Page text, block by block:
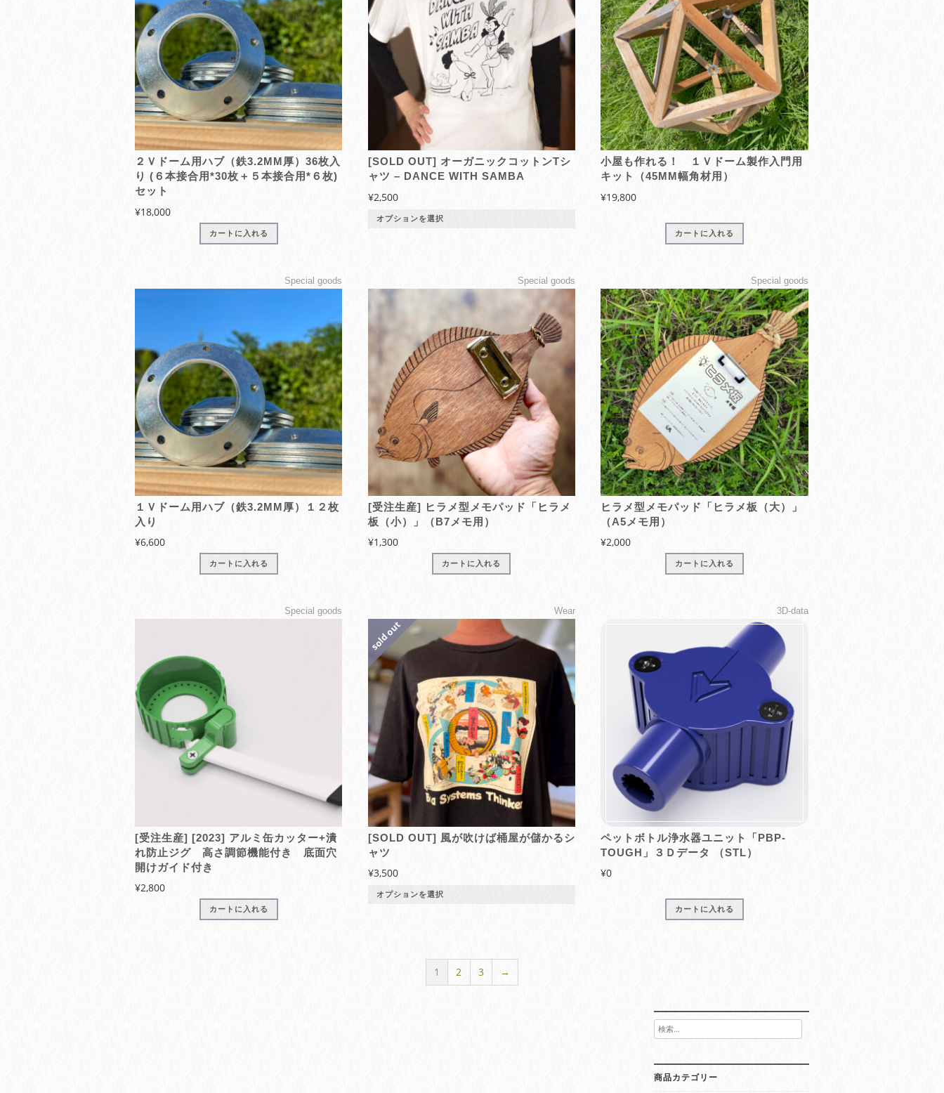
２Ｖドーム用ハブ（鉄3.2MM厚）36枚入
り (６本接合用*30枚＋５本接合用*６枚)
セット
¥18,000
カートに入れる
オーガニックコットンTシ
ャツ – DANCE WITH SAMBA
¥2,500
オプションを選択
は
複
数
ン
が
あ
り
ョ
択
き
ま
す
小屋も作れる！ １Ｖドーム製作入門用
キット（45MM幅角材用）
¥19,800
カートに入れる
Special goods
１Ｖドーム用ハブ（鉄3.2MM厚）１２枚
入り
¥6,600
カートに入れる
Special goods
ヒラメ型メモパッド「ヒラメ
板（小）」（B7メモ用）
¥1,300
カートに入れる
Special goods
ヒラメ型メモパッド「ヒラメ板（大）」
（A5メモ用）
¥2,000
カートに入れる
Special goods
[2023] アルミ缶カッター+潰
れ防止ジグ 高さ調節機能付き 底面穴
開けガイド付き
¥2,800
カートに入れる
Wear
風が吹けば桶屋が儲かるシ
ャツ
¥3,500
オプションを選択
商
品
に
は
の
バ
リ
エ
ー
シ
ョ
ン
が
あ
り
3D-data
ペットボトル浄水器ユニット「PBP-
TOUGH」３Ｄデータ （STL）
¥0
カートに入れる
1 2 3 →
検
索:
商品カテゴリー